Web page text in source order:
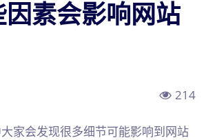
因素会影响网站
214
家会发现很多细节可能影响到网站